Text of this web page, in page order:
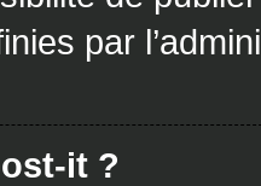
par
it ?